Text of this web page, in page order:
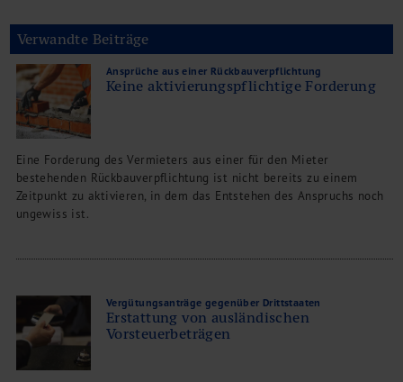
Verwandte Beiträge
Ansprüche aus einer Rückbauverpflichtung
Keine aktivierungspflichtige Forderung
Eine Forderung des Vermieters aus einer für den Mieter
bestehenden Rückbauverpflichtung ist nicht bereits zu einem
Zeitpunkt zu aktivieren, in dem das Entstehen des Anspruchs noch
ungewiss ist.
Vergütungsanträge gegenüber Drittstaaten
Erstattung von ausländischen
Vorsteuerbeträgen